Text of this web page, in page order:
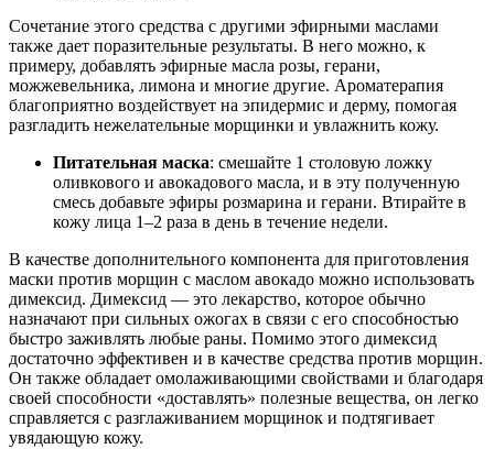
Сочетание этого средства с другими эфирными маслами
также дает поразительные результаты. В него можно, к
примеру, добавлять эфирные масла розы, герани,
можжевельника, лимона и многие другие. Ароматерапия
благоприятно воздействует на эпидермис и дерму, помогая
разгладить нежелательные морщинки и увлажнить кожу.
Питательная маска: смешайте 1 столовую ложку
оливкового и авокадового масла, и в эту полученную
смесь добавьте эфиры розмарина и герани. Втирайте в
кожу лица 1–2 раза в день в течение недели.
В качестве дополнительного компонента для приготовления
маски против морщин с маслом авокадо можно использовать
димексид. Димексид — это лекарство, которое обычно
назначают при сильных ожогах в связи с его способностью
быстро заживлять любые раны. Помимо этого димексид
достаточно эффективен и в качестве средства против морщин.
Он также обладает омолаживающими свойствами и благодаря
своей способности «доставлять» полезные вещества, он легко
справляется с разглаживанием морщинок и подтягивает
увядающую кожу.